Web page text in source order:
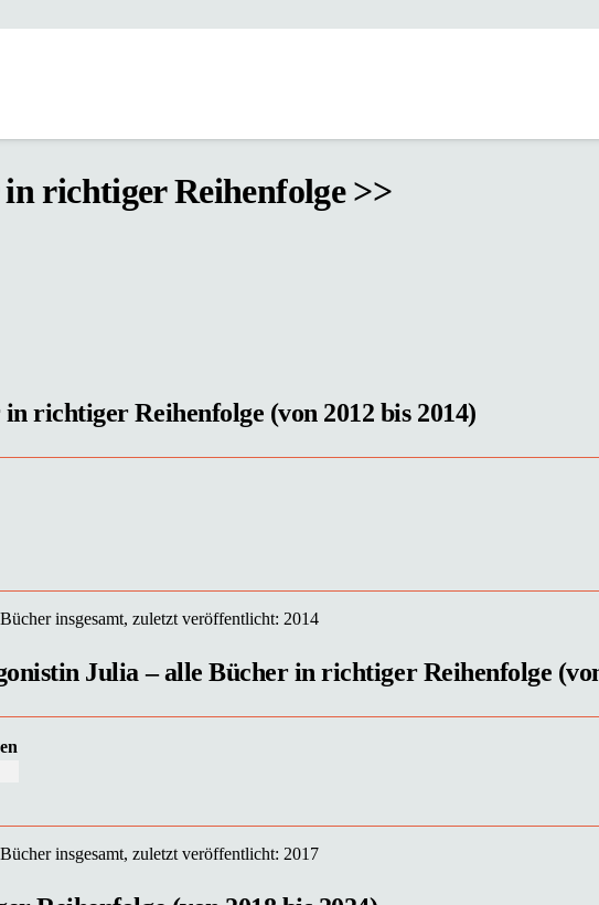
richtiger Reihenfolge >>
richtiger Reihenfolge (von 2012 bis 2014)
insgesamt, zuletzt veröffentlicht: 2014
Julia – alle Bücher in richtiger Reihenfolge
insgesamt, zuletzt veröffentlicht: 2017